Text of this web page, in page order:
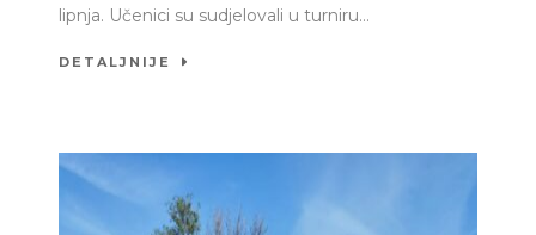
lipnja. Učenici su sudjelovali u turniru...
DETALJNIJE